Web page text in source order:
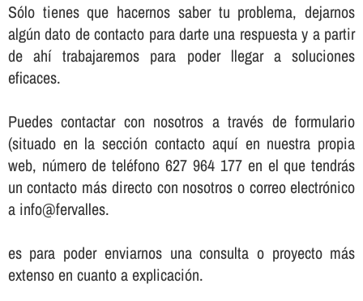
Sólo tienes que hacernos saber tu problema, dejarnos
algún dato de contacto para darte una respuesta y a partir
de ahí­ trabajaremos para poder llegar a soluciones
eficaces.
Puedes contactar con nosotros a través de formulario
(situado en la sección contacto aquí­ en nuestra propia
web, número de teléfono 627 964 177 en el que tendrás
un contacto más directo con nosotros o correo electrónico
a info@fervalles.
es para poder enviarnos una consulta o proyecto más
extenso en cuanto a explicación.